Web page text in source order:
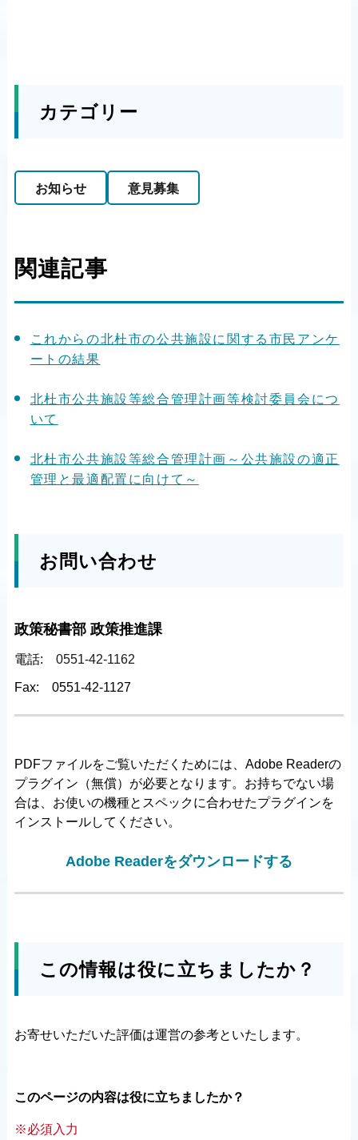
カテゴリー
お知らせ 意見募集
関連記事
これからの北杜市の公共施設に関する市民アンケ
ートの結果
北杜市公共施設等総合管理計画等検討委員会につ
いて
北杜市公共施設等総合管理計画～公共施設の適正
管理と最適配置に向けて～
お問い合わせ
政策秘書部 政策推進課
電話: 0551-42-1162
Fax: 0551-42-1127
PDFファイルをご覧いただくためには、Adobe Readerの
プラグイン（無償）が必要となります。お持ちでない場
合は、お使いの機種とスペックに合わせたプラグインを
インストールしてください。
Adobe Readerをダウンロードする
この情報は役に立ちましたか？
お寄せいただいた評価は運営の参考といたします。
このページの内容は役に立ちましたか？
※必須入力